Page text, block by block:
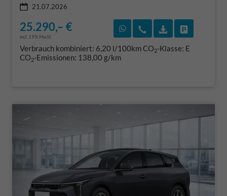
21.07.2026
25.290,– €
incl. 19% MwSt.
Rückruf vereinbaren
Wir rufen Sie an
Verbrauch kombiniert: 6,20 l/100kmCO2-Klasse: E
CO2-Emissionen: 138,00 g/km